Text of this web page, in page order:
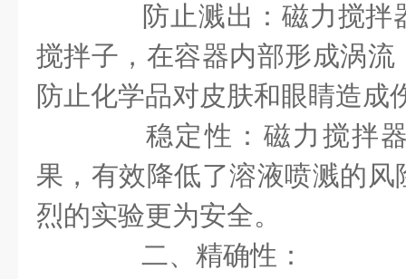
防止溅出：磁力搅拌
搅拌子，在容器内部形成涡
防止化学品对皮肤和眼睛造成
稳定性：磁力搅拌器
果，有效降低了溶液喷溅的
烈的实验更为安全。
二、精确性：